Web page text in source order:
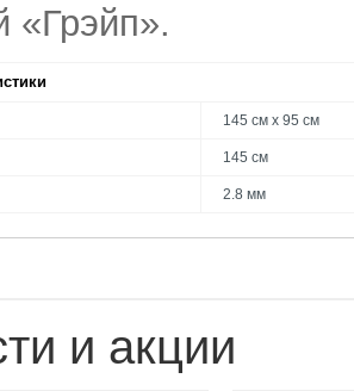
«Грэйп».
145 см х 95 см
145 см
2.8 мм
и акции